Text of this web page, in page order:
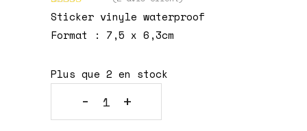
Noté5.00
sur
2
Sticker vinyle waterproof
Format : 7,5 x 6,3cm
Plus que 2 en stock